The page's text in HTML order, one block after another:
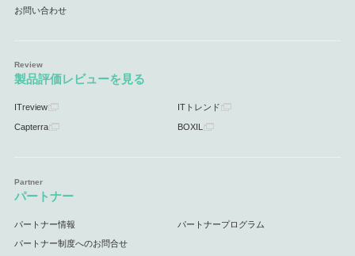
お問い合わせ
製品評価レビューを見る
ITreview ITトレンド
Capterra BOXIL
パートナー
パートナー情報 パートナープログラム
パートナー制度へのお問合せ